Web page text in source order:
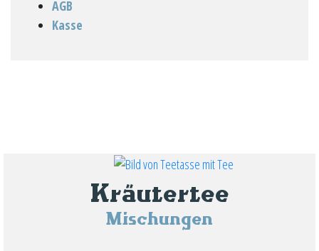
AGB
Kasse
Kräutertee
Mischungen